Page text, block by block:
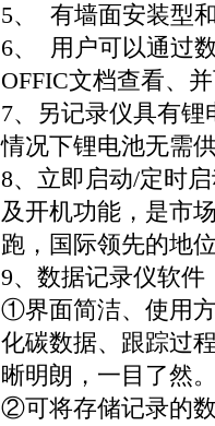
5、 有墙面安装型
6、 用户可以通过
OFFIC文档查看、
7、另记录仪具有锂
情况下锂电池无需
8、立即启动/定时
及开机功能，是市
跑，国际领先的地
9、数据记录仪软件
①界面简洁、使用
化碳数据、跟踪过
晰明朗，一目了然
②可将存储记录的